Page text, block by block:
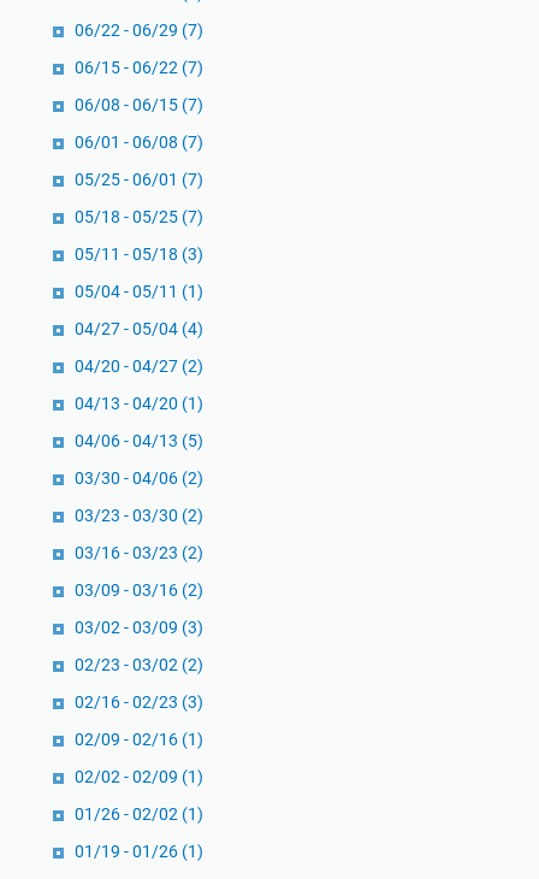
06/22 - 06/29 (7)
06/15 - 06/22 (7)
06/08 - 06/15 (7)
06/01 - 06/08 (7)
05/25 - 06/01 (7)
05/18 - 05/25 (7)
05/11 - 05/18 (3)
05/04 - 05/11 (1)
04/27 - 05/04 (4)
04/20 - 04/27 (2)
04/13 - 04/20 (1)
04/06 - 04/13 (5)
03/30 - 04/06 (2)
03/23 - 03/30 (2)
03/16 - 03/23 (2)
03/09 - 03/16 (2)
03/02 - 03/09 (3)
02/23 - 03/02 (2)
02/16 - 02/23 (3)
02/09 - 02/16 (1)
02/02 - 02/09 (1)
01/26 - 02/02 (1)
01/19 - 01/26 (1)